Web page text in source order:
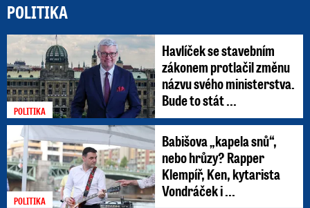
POLITIKA
POLITIKA
Havlíček se stavebním
zákonem protlačil změnu
názvu svého ministerstva.
Bude to stát ...
POLITIKA
Babišova „kapela snů“,
nebo hrůzy? Rapper
Klempíř, Ken, kytarista
Vondráček i ...